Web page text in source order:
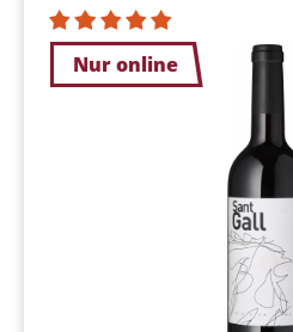
Nur online